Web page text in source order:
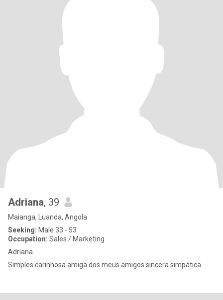
Adriana, 39
Maianga, Luanda, Angola
Seeking: Male 33 - 53
Occupation: Sales / Marketing
Adriana
Simples carinhosa amiga dos meus amigos sincera simpática